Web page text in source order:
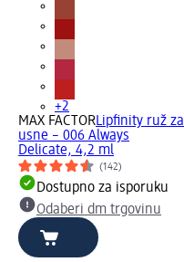
+2
MAX FACTORLipfinity ruž za
usne – 006 Always
Delicate, 4,2 ml
(142)
Dostupno za isporuku
Odaberi dm trgovinu